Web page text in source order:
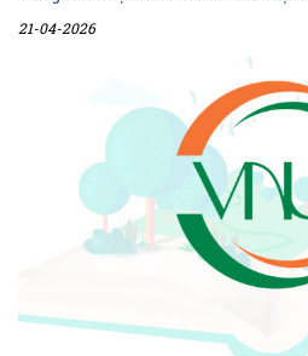
21-04-2026